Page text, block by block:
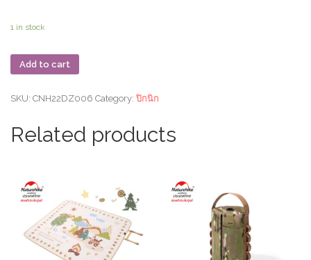
1 in stock
Add to cart
SKU: CNH22DZ006 Category: ปิกนิก
Related products